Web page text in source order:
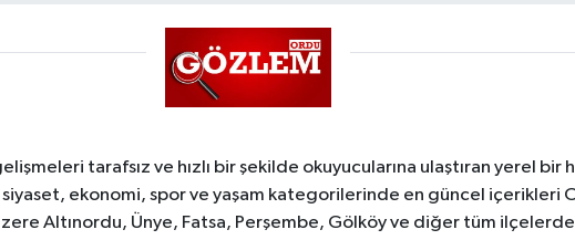
tarafsız ve hızlı bir şekilde okuyucularına ulaştıran yerel
ekonomi, spor ve yaşam kategorilerinde en güncel içerikleri
Altınordu, Ünye, Fatsa, Perşembe, Gölköy ve diğer tüm